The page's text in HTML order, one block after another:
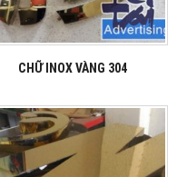
CHỮ INOX VÀNG 304